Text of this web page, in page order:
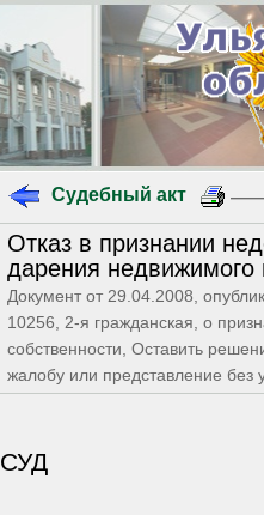
Судебный акт
Отказ в признании
дарения
Документ от 29.04.2008,
10256, 2-я гражданская, о
собственности, Оставить
жалобу или представление без
СУД